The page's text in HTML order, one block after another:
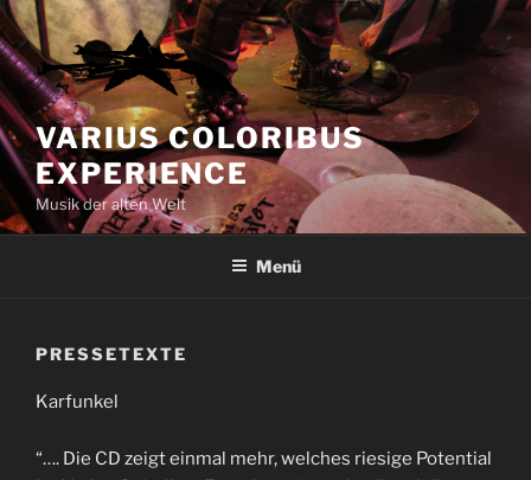
Zum
Inhalt
springen
VARIUS COLORIBUS
EXPERIENCE
Musik der alten Welt
Menü
PRESSETEXTE
Karfunkel
“…. Die CD zeigt einmal mehr, welches riesige Potential